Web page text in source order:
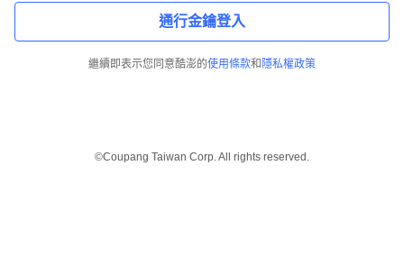
通行金鑰登入
繼續即表示您同意酷澎的使用條款和 隱私權政策
©Coupang Taiwan Corp. All rights reserved.